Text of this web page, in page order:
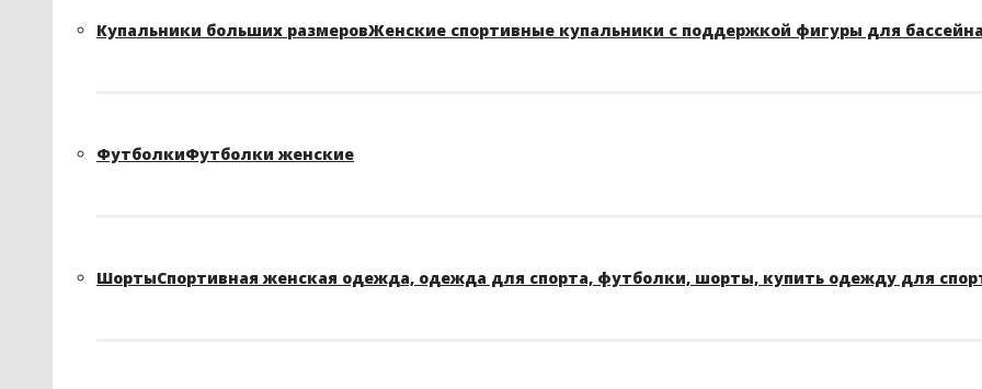
Купальники больших размеровЖенские спортивные купальники с поддержкой фигуры для
ФутболкиФутболки женские
ШортыСпортивная женская одежда, одежда для спорта, футболки, шорты, купить одежду для